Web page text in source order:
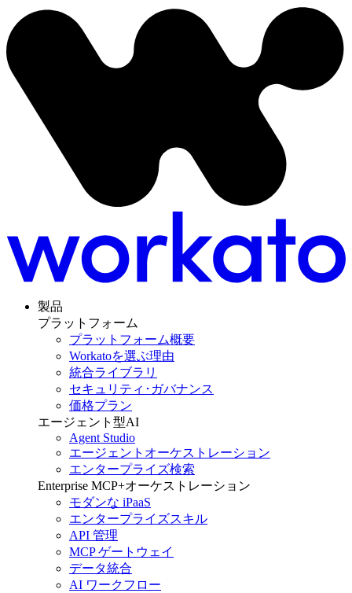
製品
プラットフォーム
プラットフォーム概要
Workatoを選ぶ理由
統合ライブラリ
セキュリティ･ガバナンス
価格プラン
エージェント型AI
Agent Studio
エージェントオーケストレーション
エンタープライズ検索
Enterprise MCP+オーケストレーション
モダンな iPaaS
エンタープライズスキル
API 管理
MCP ゲートウェイ
データ統合
AI ワークフロー